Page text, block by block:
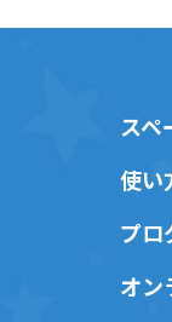
スペ
使い
プロ
オン